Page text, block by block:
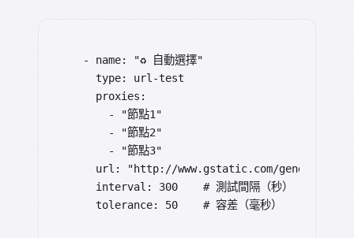
  - name: "♻️ 自動選擇"
    type: url-test
    proxies:
      - "節點1"
      - "節點2"
      - "節點3"
url: "http://www.gstatic.com/
    interval: 300    # 測試間隔（秒）
    tolerance: 50    # 容差（毫秒）